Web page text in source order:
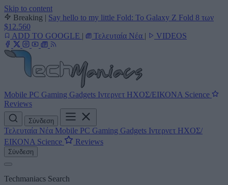
Skip to content
Breaking | Say hello to my little Fold: Το Galaxy Z Fold 8 των
$12.560
ADD TO GOOGLE | Τελευταία Νέα | VIDEOS
Mobile PC Gaming Gadgets Ιντερνετ ΗΧΟΣ/ΕΙΚΟΝΑ Science
Reviews
Σύνδεση
Τελευταία Νέα Mobile PC Gaming Gadgets Ιντερνετ ΗΧΟΣ/
ΕΙΚΟΝΑ Science Reviews
Σύνδεση
Techmaniacs Search